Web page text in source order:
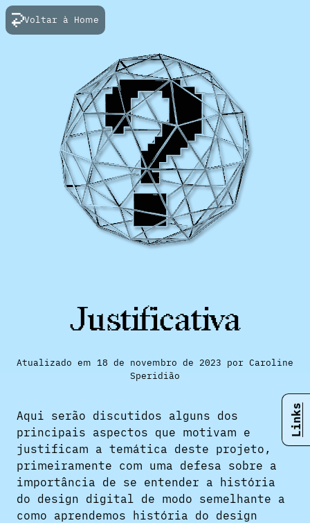
Voltar à Home
Justificativa
Atualizado em 18 de novembro de 2023 por Caroline
Speridião
Links
Aqui serão discutidos alguns dos
principais aspectos que motivam e
justificam a temática deste projeto,
primeiramente com uma defesa sobre a
importância de se entender a história
do design digital de modo semelhante a
como aprendemos história do design